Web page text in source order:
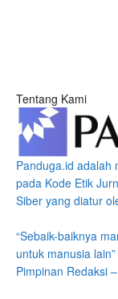
Tentang Kami
Panduga.id adalah
pada Kode Etik
Siber yang diatur
“Sebaik-baiknya
untuk manusia lain”
Pimpinan Redaksi